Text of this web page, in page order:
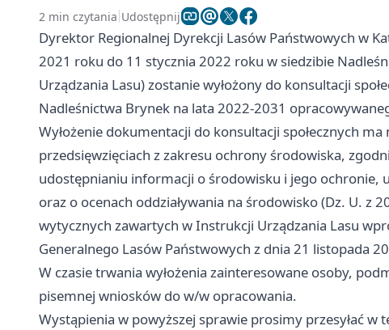
2 min czytania Udostępnij
Dyrektor Regionalnej Dyrekcji Lasów Państwowych w
2021 roku do 11 stycznia 2022 roku w siedzibie
Urządzania Lasu) zostanie wyłożony do konsultacji
Nadleśnictwa Brynek na lata 2022-2031
Wyłożenie dokumentacji do konsultacji społecznych ma
przedsięwzięciach z zakresu ochrony środowiska,
udostępnianiu informacji o środowisku i jego ochronie,
oraz o ocenach oddziaływania na środowisko (Dz. U. z
wytycznych zawartych w Instrukcji Urządzania Lasu
Generalnego Lasów Państwowych z dnia 21 listopada
W czasie trwania wyłożenia zainteresowane osoby,
pisemnej wniosków do w/w opracowania.
Wystąpienia w powyższej sprawie prosimy przesyłać